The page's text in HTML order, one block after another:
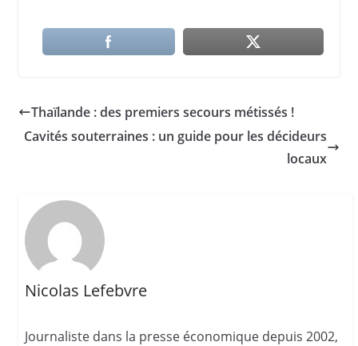
Thaïlande : des premiers secours métissés !
Cavités souterraines : un guide pour les décideurs
locaux
Nicolas Lefebvre
Journaliste dans la presse économique depuis 2002,